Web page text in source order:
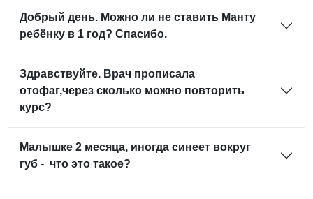
или повод для беспокойства?
Добрый день. Можно ли не ставить Манту
ребёнку в 1 год? Спасибо.
Здравствуйте. Врач прописала
отофаг,через сколько можно повторить
курс?
Малышке 2 месяца, иногда синеет вокруг
губ - что это такое?